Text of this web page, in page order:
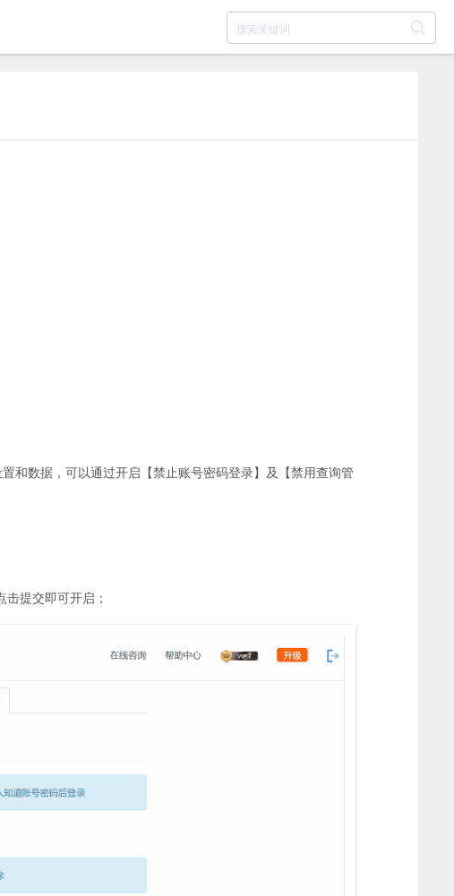
和数据，可以通过开启【禁止账号密码登录】及【禁用查询管
提交即可开启；